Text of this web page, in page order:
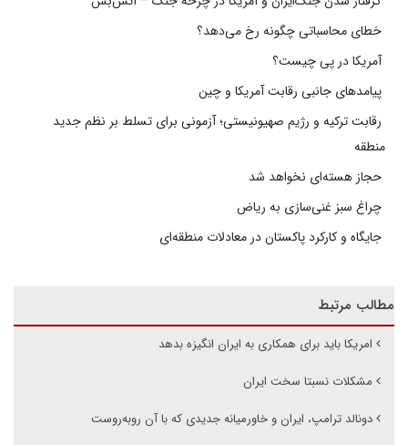
خطای محاسباتی چگونه رخ می‌دهد؟
آمریکا در پی چیست؟
پیامدهای جانبی رقابت آمریکا و چین
رقابت ترکیه و رژیم صهیونیستی؛ آزمونی برای تسلط بر نظم جدید
منطقه
حجاز هسته‌ای نخواهد شد
چراغ سبز غنی‌سازی به ریاض
جایگاه و کارکرد پاکستان در معادلات منطقه‌ای
مطالب مرتبط
امریکا باید برای همکاری به ایران انگیزه بدهد
مشکلات نسبتا سخت ایران
دونالد ترامپ، ایران و خاورمیانه جدیدی که با آن روبه‌روست